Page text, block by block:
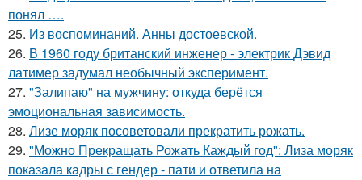
понял ….
25. Из воспоминаний. Анны достоевской.
26. В 1960 году британский инженер - электрик Дэвид
латимер задумал необычный эксперимент.
27. "Залипаю" на мужчину: откуда берётся
эмоциональная зависимость.
28. Лизе моряк посоветовали прекратить рожать.
29. "Можно Прекращать Рожать Каждый год": Лиза моряк
показала кадры с гендер - пати и ответила на